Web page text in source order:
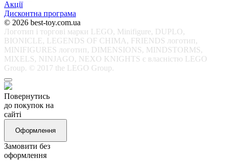
Акції
Дисконтна програма
© 2026 best-toy.com.ua
Логотип і торгові марки LEGO, Minifigure, DUPLO,
BIONICLE, LEGENDS OF CHIMA, FRIENDS логотип,
MINIFIGURES логотип, DIMENSIONS, MINDSTORMS,
MIXELS, NINJAGO, NEXO KNIGHTS є власністю LEGO
Group. © 2017 the LEGO Group.
Повернутись
до покупок на
сайті
Оформлення
Замовити без
оформлення